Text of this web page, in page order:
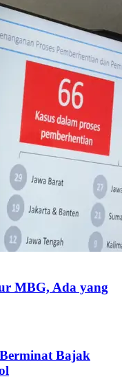
MBG, Ada yang
Bajak